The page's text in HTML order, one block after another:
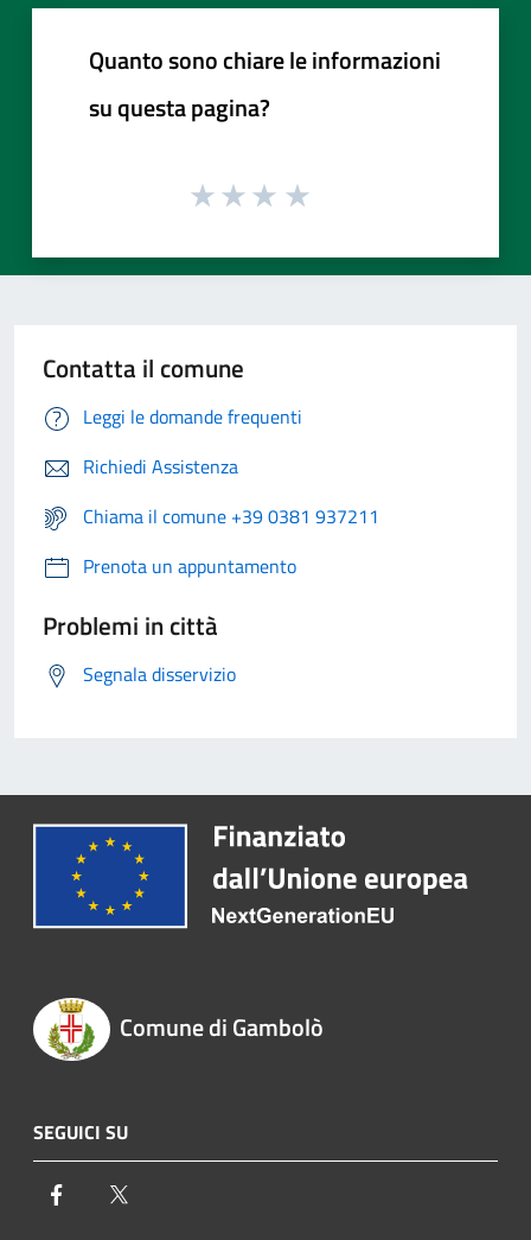
Quanto sono chiare le informazioni
su questa pagina?
Contatta il comune
Leggi le domande frequenti
Richiedi Assistenza
Chiama il comune +39 0381 937211
Prenota un appuntamento
Problemi in città
Segnala disservizio
Comune di Gambolò
SEGUICI SU
Facebook